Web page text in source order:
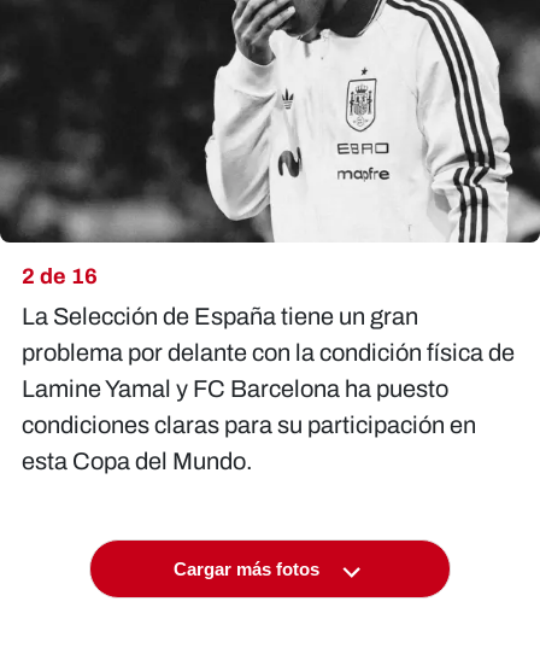
2 de 16
La Selección de España tiene un gran
problema por delante con la condición física de
Lamine Yamal y FC Barcelona ha puesto
condiciones claras para su participación en
esta Copa del Mundo.
Cargar más fotos